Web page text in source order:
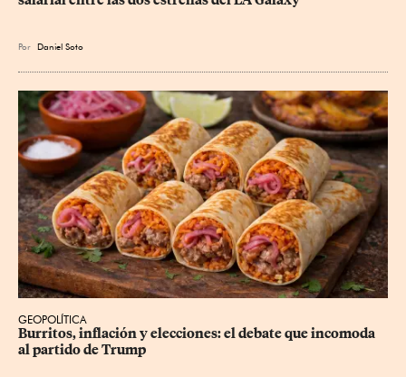
Por Daniel Soto
GEOPOLÍTICA
Burritos, inflación y elecciones: el debate que incomoda
al partido de Trump